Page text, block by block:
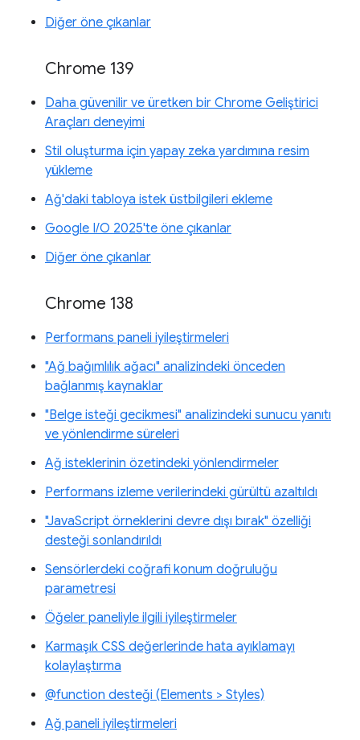
Diğer öne çıkanlar
Chrome 139
Daha güvenilir ve üretken bir Chrome Geliştirici
Araçları deneyimi
Stil oluşturma için yapay zeka yardımına resim
yükleme
Ağ'daki tabloya istek üstbilgileri ekleme
Google I/O 2025'te öne çıkanlar
Diğer öne çıkanlar
Chrome 138
Performans paneli iyileştirmeleri
"Ağ bağımlılık ağacı" analizindeki önceden
bağlanmış kaynaklar
"Belge isteği gecikmesi" analizindeki sunucu yanıtı
ve yönlendirme süreleri
Ağ isteklerinin özetindeki yönlendirmeler
Performans izleme verilerindeki gürültü azaltıldı
"JavaScript örneklerini devre dışı bırak" özelliği
desteği sonlandırıldı
Sensörlerdeki coğrafi konum doğruluğu
parametresi
Öğeler paneliyle ilgili iyileştirmeler
Karmaşık CSS değerlerinde hata ayıklamayı
kolaylaştırma
@function desteği (Elements > Styles)
Ağ paneli iyileştirmeleri